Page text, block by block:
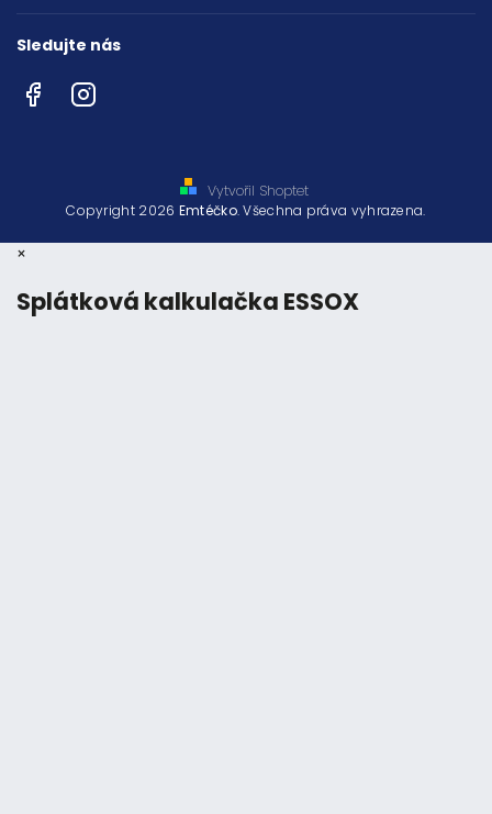
Sledujte nás
FacebookInstagram
Vytvořil Shoptet
Copyright 2026 Emtéčko. Všechna práva vyhrazena.
×
Splátková kalkulačka ESSOX